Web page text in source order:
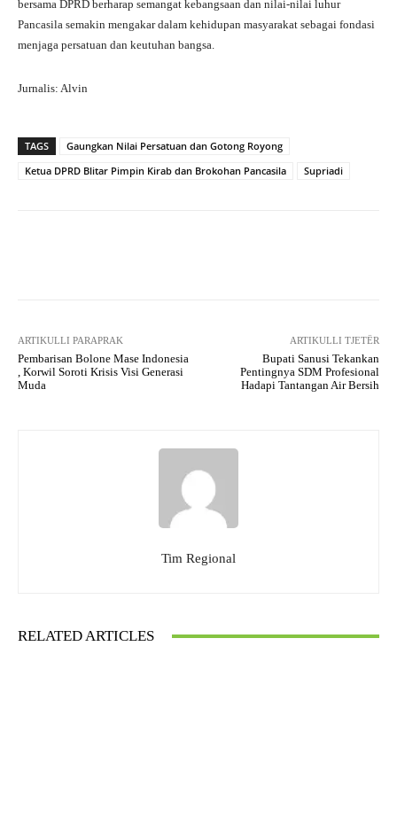
bersama DPRD berharap semangat kebangsaan dan nilai-nilai luhur
Pancasila semakin mengakar dalam kehidupan masyarakat sebagai fondasi
menjaga persatuan dan keutuhan bangsa.
Jurnalis: Alvin
TAGS
Gaungkan Nilai Persatuan dan Gotong Royong
Ketua DPRD Blitar Pimpin Kirab dan Brokohan Pancasila
Supriadi
ARTIKULLI PARAPRAK
Pembarisan Bolone Mase Indonesia
, Korwil Soroti Krisis Visi Generasi
Muda
ARTIKULLI TJETËR
Bupati Sanusi Tekankan
Pentingnya SDM Profesional
Hadapi Tantangan Air Bersih
Tim Regional
RELATED ARTICLES